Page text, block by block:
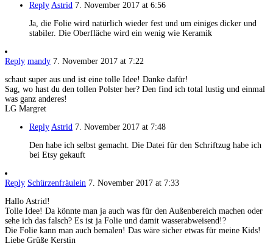
Reply Astrid 7. November 2017 at 6:56
Ja, die Folie wird natürlich wieder fest und um einiges dicker und
stabiler. Die Oberfläche wird ein wenig wie Keramik
Reply mandy 7. November 2017 at 7:22
schaut super aus und ist eine tolle Idee! Danke dafür!
Sag, wo hast du den tollen Polster her? Den find ich total lustig und einmal
was ganz anderes!
LG Margret
Reply Astrid 7. November 2017 at 7:48
Den habe ich selbst gemacht. Die Datei für den Schriftzug habe ich
bei Etsy gekauft
Reply Schürzenfräulein 7. November 2017 at 7:33
Hallo Astrid!
Tolle Idee! Da könnte man ja auch was für den Außenbereich machen oder
sehe ich das falsch? Es ist ja Folie und damit wasserabweisend!?
Die Folie kann man auch bemalen! Das wäre sicher etwas für meine Kids!
Liebe Grüße Kerstin